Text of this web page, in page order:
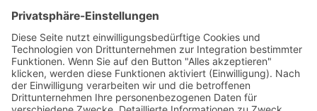
FOLGT UNS